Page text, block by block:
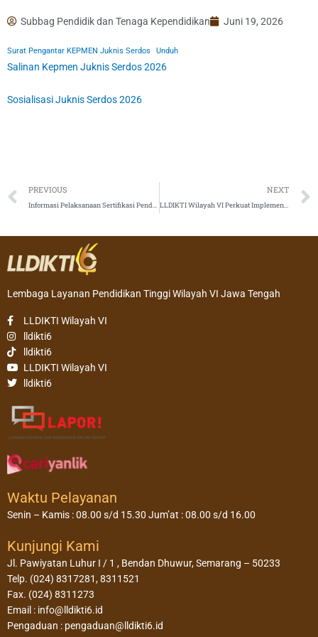
Subbag Pendidik dan Tenaga Kependidikan Juni 19, 2026
Surat Pengantar KEPMEN Juknis Serdos Unduh
Salinan Kepmen Juknis Serdos 2026
Sosialisasi Juknis Serdos 2026
Prev
PREVIOUS
Informasi Pelaksanaan Sertifikasi Pendidik untuk Dosen Tahun 2026
NEXT
LLDIKTI Wilayah VI Perkuat Implementasi 3A, Dorong Percepatan Pembentukan Satgas PPKPT di Perguruan Tinggi
Lembaga Layanan Pendidikan Tinggi Wilayah VI Jawa Tengah
LLDIKTI Wilayah VI
lldikti6
lldikti6
LLDIKTI Wilayah VI
lldikti6
Waktu Pelayanan
Senin – Kamis : 08.00 s/d 15.30 Jum’at : 08.00 s/d 16.00
Kunjungi Kami
Jl. Pawiyatan Luhur I / 1 , Bendan Dhuwur, Semarang – 50233
Telp. (024) 8317281, 8311521
Fax. (024) 8311273
Email : info@lldikti6.id
Pengaduan : pengaduan@lldikti6.id